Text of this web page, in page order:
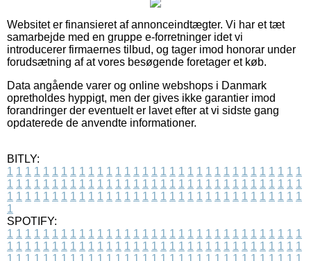
Websitet er finansieret af annonceindtægter. Vi har et tæt
samarbejde med en gruppe e-forretninger idet vi
introducerer firmaernes tilbud, og tager imod honorar under
forudsætning af at vores besøgende foretager et køb.
Data angående varer og online webshops i Danmark
opretholdes hyppigt, men der gives ikke garantier imod
forandringer der eventuelt er lavet efter at vi sidste gang
opdaterede de anvendte informationer.
BITLY:
1 1 1 1 1 1 1 1 1 1 1 1 1 1 1 1 1 1 1 1 1 1 1 1 1 1 1 1 1 1 1 1 1
1 1 1 1 1 1 1 1 1 1 1 1 1 1 1 1 1 1 1 1 1 1 1 1 1 1 1 1 1 1 1 1 1
1 1 1 1 1 1 1 1 1 1 1 1 1 1 1 1 1 1 1 1 1 1 1 1 1 1 1 1 1 1 1 1 1
1
SPOTIFY:
1 1 1 1 1 1 1 1 1 1 1 1 1 1 1 1 1 1 1 1 1 1 1 1 1 1 1 1 1 1 1 1 1
1 1 1 1 1 1 1 1 1 1 1 1 1 1 1 1 1 1 1 1 1 1 1 1 1 1 1 1 1 1 1 1 1